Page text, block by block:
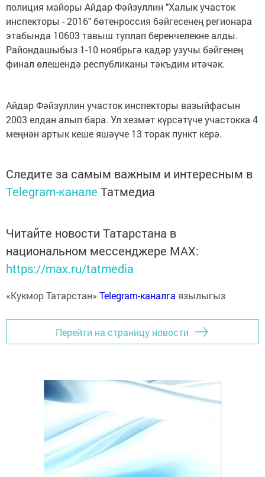
полиция майоры Айдар Фәйзуллин "Халык участок
инспекторы - 2016" бөтенроссия бәйгесенең регионара
этабында 10603 тавыш туплап беренчелекне алды.
Райондашыбыз 1-10 ноябрьгә кадәр узучы бәйгенең
финал өлешендә республиканы тәкъдим итәчәк.
Айдар Фәйзуллин участок инспекторы вазыйфасын
2003 елдан алып бара. Ул хезмәт күрсәтүче участокка 4
меңнән артык кеше яшәүче 13 торак пункт керә.
Следите за самым важным и интересным в
Telegram-канале Татмедиа
Читайте новости Татарстана в
национальном мессенджере MАХ:
https://max.ru/tatmedia
«Кукмор Татарстан» Telegram-каналга язылыгыз
Перейти на страницу новости